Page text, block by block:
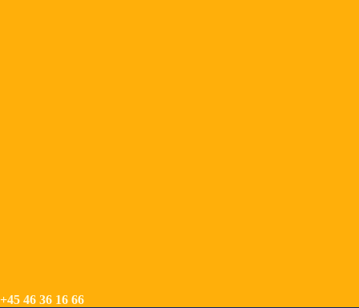
+45 46 36 16 66